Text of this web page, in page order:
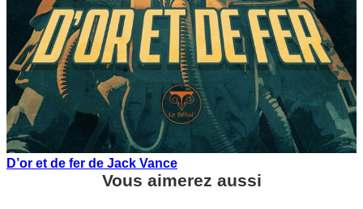
D’or et de fer de Jack Vance
Vous aimerez aussi